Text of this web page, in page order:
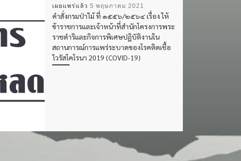
เผยแพร่แล้ว 5 พฤษภาคม 2021
คำสั่งกรมป่าไม้ ที่ ๑๕๕๖/๒๕๖๔ เรื่อง ให้
ข้าราชการและเจ้าหน้าที่สำนักโครงการพระ
ราชดำริและกิจการพิเศษปฏิบัติงานใน
สถานการณ์การแพร่ระบาดของโรคติดเชื้อ
ไวรัสโคโรนา 2019 (COVID-19)